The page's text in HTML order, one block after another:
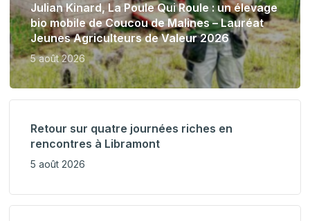
Julian Kinard, La Poule Qui Roule : un élevage
bio mobile de Coucou de Malines – Lauréat
Jeunes Agriculteurs de Valeur 2026
5 août 2026
Retour sur quatre journées riches en
rencontres à Libramont
5 août 2026